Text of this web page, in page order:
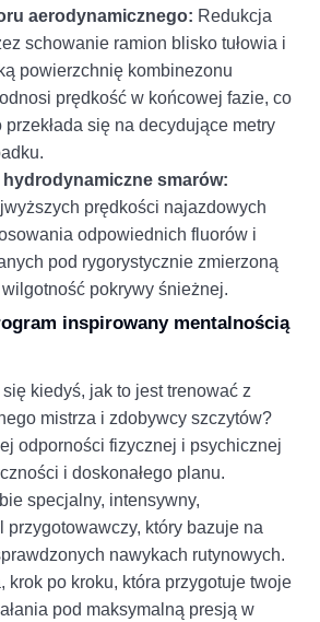
aerodynamicznego: Redukcja
schowanie ramion blisko tułowia i
powierzchnię kombinezonu
prędkość w końcowej fazie, co
przekłada się na decydujące metry
hydrodynamiczne smarów:
prędkości najazdowych
odpowiednich fluorów i
pod rygorystycznie zmierzoną
pokrywy śnieżnej.
inspirowany mentalnością
kiedyś, jak to jest trenować z
mistrza i zdobywcy szczytów?
odporności fizycznej i psychicznej
i doskonałego planu.
specjalny, intensywny,
przygotowawczy, który bazuje na
nawykach rutynowych.
krok po kroku, która przygotuje twoje
pod maksymalną presją w